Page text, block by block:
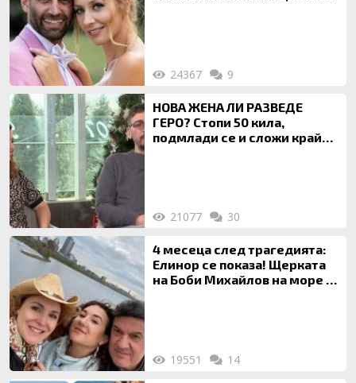
24367 9
НОВА ЖЕНА ЛИ РАЗВЕДЕ
ГЕРО? Стопи 50 кила,
подмлади се и сложи край
21077 30
4 месеца след трагедията:
Елинор се показа! Щерката
на Боби Михайлов на море с
19551 14